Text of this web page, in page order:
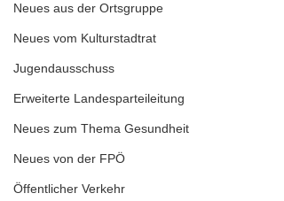
Neues aus der Ortsgruppe
Neues vom Kulturstadtrat
Jugendausschuss
Erweiterte Landesparteileitung
Neues zum Thema Gesundheit
Neues von der FPÖ
Öffentlicher Verkehr